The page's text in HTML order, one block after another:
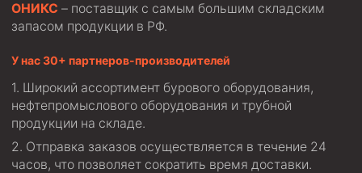
Пауки гидравлические
Ерши механические
Скреперы механические
Штанголовки
ОНИКС – поставщик с самым большим складским
запасом продукции в РФ.
У нас 30+ партнеров-производителей
Широкий ассортимент бурового оборудования,
нефтепромыслового оборудования и трубной
продукции на складе.
Отправка заказов осуществляется в течение 24
часов, что позволяет сократить время доставки.